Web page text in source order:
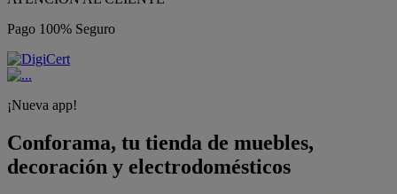
Pago 100% Seguro
¡Nueva app!
Conforama, tu tienda de muebles,
decoración y electrodomésticos